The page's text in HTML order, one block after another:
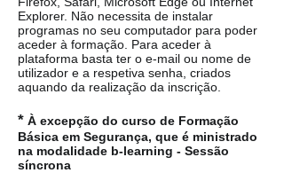
Explorer. Não necessita de instalar
programas no seu computador para poder
aceder à formação. Para aceder à
plataforma basta ter o e-mail ou nome de
utilizador e a respetiva senha, criados
aquando da realização da inscrição.
* À excepção do curso de Formação
Básica em Segurança, que é ministrado
na modalidade b-learning - Sessão
síncrona